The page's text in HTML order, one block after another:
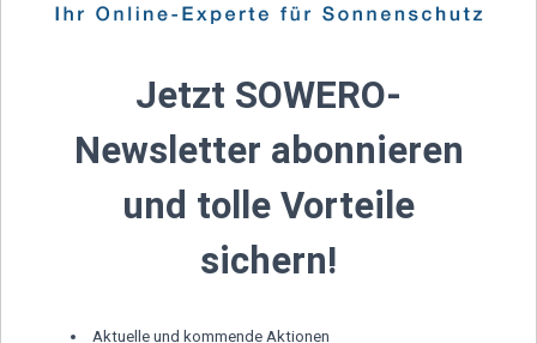
Jetzt SOWERO-
Newsletter abonnieren
und tolle Vorteile
sichern!
Aktuelle und kommende Aktionen